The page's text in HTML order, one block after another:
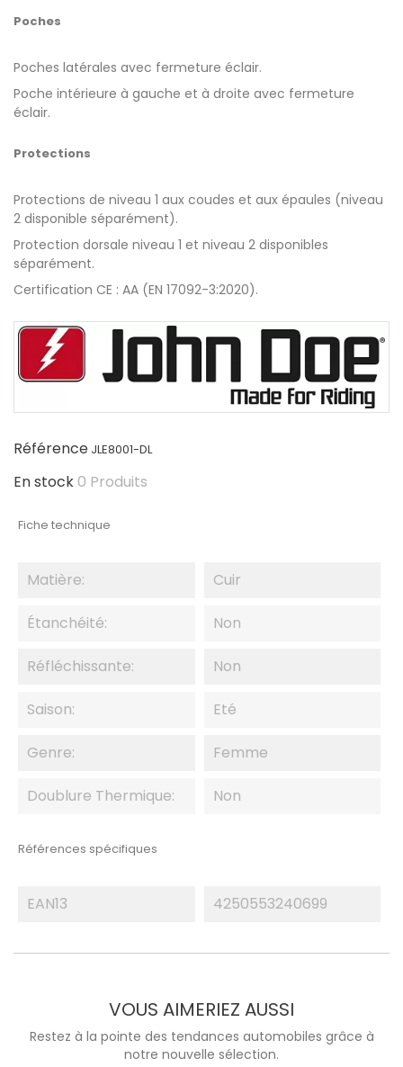
Poches
Poches latérales avec fermeture éclair.
Poche intérieure à gauche et à droite avec fermeture
éclair.
Protections
Protections de niveau 1 aux coudes et aux épaules (niveau
2 disponible séparément).
Protection dorsale niveau 1 et niveau 2 disponibles
séparément.
Certification CE : AA (EN 17092-3:2020).
Référence JLE8001-DL
En stock0 Produits
Fiche technique
Matière: Cuir
Étanchéité: Non
Réfléchissante: Non
Saison: Eté
Genre: Femme
Doublure Thermique: Non
Références spécifiques
EAN13 4250553240699
VOUS AIMERIEZ AUSSI
Restez à la pointe des tendances automobiles grâce à
notre nouvelle sélection.